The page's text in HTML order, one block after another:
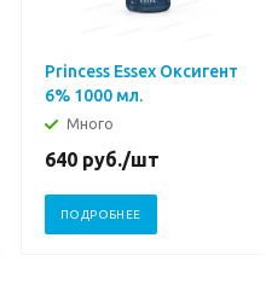
Princess Essex Оксигент
6% 1000 мл.
Много
640 руб./шт
ПОДРОБНЕЕ